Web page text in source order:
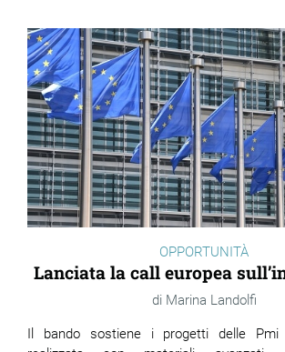
OPPORTUNITÀ
Lanciata la call europea
Marina Landolfi
Il bando sostiene i progetti delle Pmi